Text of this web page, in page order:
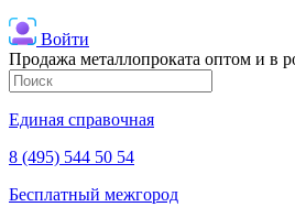
Войти
Продажа металлопроката оптом и в
Единая справочная
8 (495) 544 50 54
Бесплатный межгород